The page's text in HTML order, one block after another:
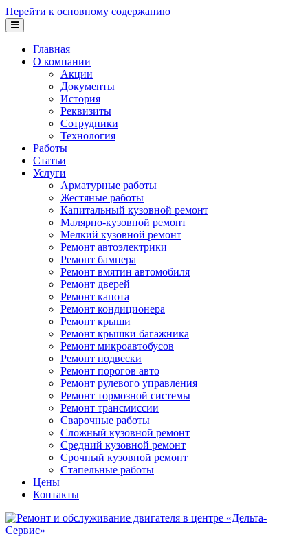
Перейти к основному содержанию
Главная
О компании
Акции
Документы
История
Реквизиты
Сотрудники
Технология
Работы
Статьи
Услуги
Арматурные работы
Жестяные работы
Капитальный кузовной ремонт
Малярно-кузовной ремонт
Мелкий кузовной ремонт
Ремонт автоэлектрики
Ремонт бампера
Ремонт вмятин автомобиля
Ремонт дверей
Ремонт капота
Ремонт кондиционера
Ремонт крыши
Ремонт крышки багажника
Ремонт микроавтобусов
Ремонт подвески
Ремонт порогов авто
Ремонт рулевого управления
Ремонт тормозной системы
Ремонт трансмиссии
Сварочные работы
Сложный кузовной ремонт
Средний кузовной ремонт
Срочный кузовной ремонт
Стапельные работы
Цены
Контакты